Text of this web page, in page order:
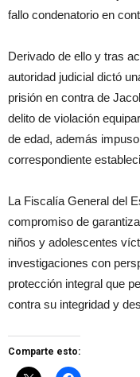
fallo condenatorio en
Derivado de ello y tras
autoridad judicial dictó
prisión en contra de
delito de violación
de edad, además
correspondiente
La Fiscalía General del
compromiso de
niños y adolescentes
investigaciones con
protección integral que
contra su integridad y
Comparte esto: